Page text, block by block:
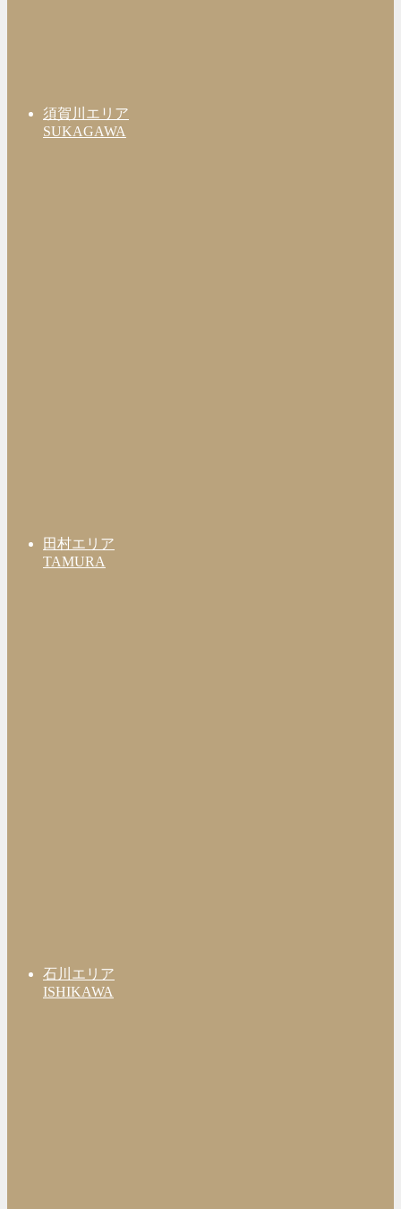
須賀川エリア
SUKAGAWA
田村エリア
TAMURA
石川エリア
ISHIKAWA